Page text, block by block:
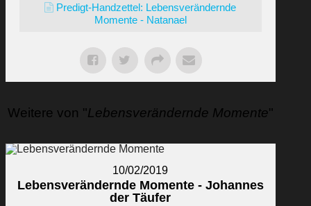
Predigt-Handzettel: Lebensverändernde
Momente - Natanael
Weitere von "Lebensverändernde Momente"
10/02/2019
Lebensverändernde Momente - Johannes
der Täufer